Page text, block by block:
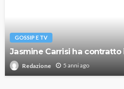
GOSSIP E TV
Jasmine Carrisi ha contratto
Redazione 5 anni ago